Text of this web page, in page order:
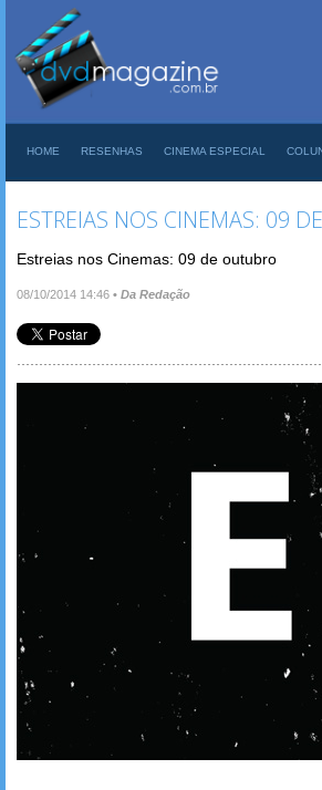
HOME RESENHAS CINEMA ESPECIAL
ESTREIAS NOS CINEMAS: 09
Estreias nos Cinemas: 09 de outubro
08/10/2014 14:46 • Da Redação